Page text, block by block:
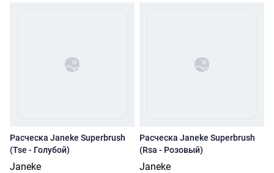
Расческа Janeke Superbrush
(Tse - Голубой)
Janeke
Расческа Janeke Superbrush
(Rsa - Розовый)
Janeke